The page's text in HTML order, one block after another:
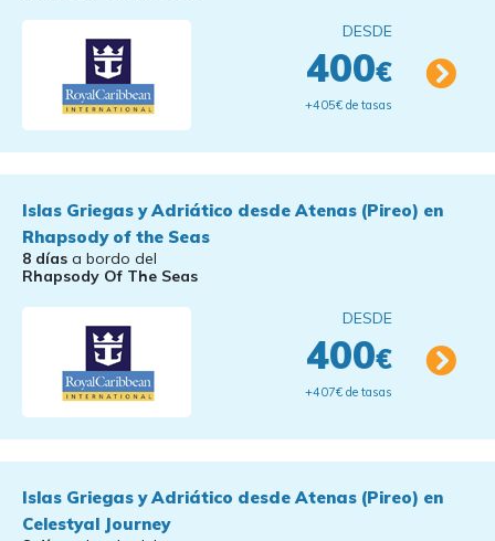
DESDE
400€
+405€ de tasas
Islas Griegas y Adriático desde Atenas (Pireo) en
Rhapsody of the Seas
8 días a bordo del
Rhapsody Of The Seas
DESDE
400€
+407€ de tasas
Islas Griegas y Adriático desde Atenas (Pireo) en
Celestyal Journey